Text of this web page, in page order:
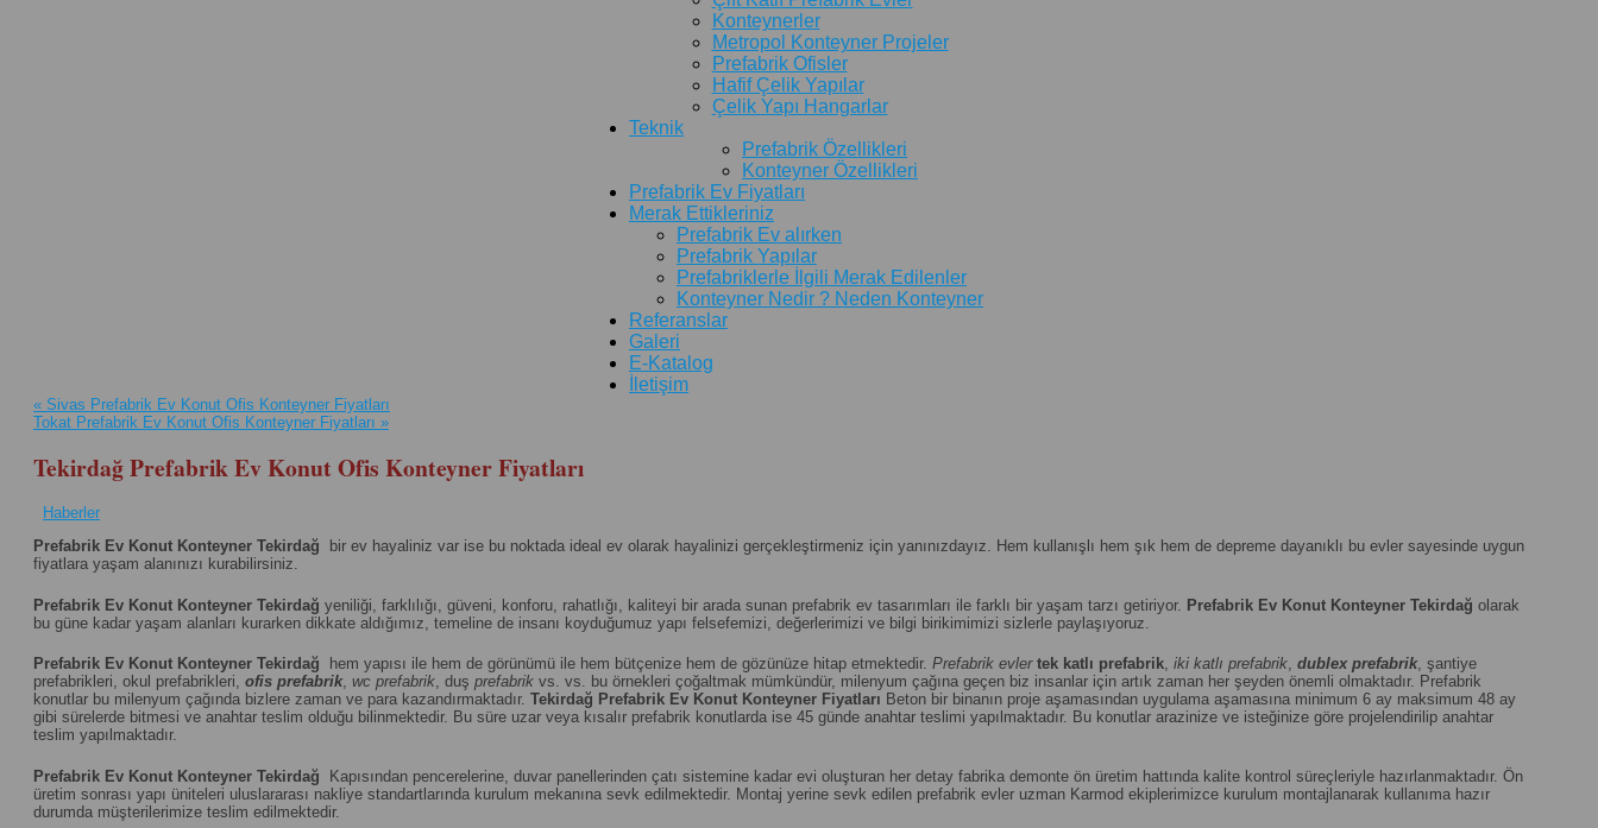
Konteynerler
Metropol Konteyner Projeler
Prefabrik Ofisler
Hafif Çelik Yapılar
Çelik Yapı Hangarlar
Teknik
Prefabrik Özellikleri
Konteyner Özellikleri
Prefabrik Ev Fiyatları
Merak Ettikleriniz
Prefabrik Ev alırken
Prefabrik Yapılar
Prefabriklerle İlgili Merak Edilenler
Konteyner Nedir ? Neden Konteyner
Referanslar
Galeri
E-Katalog
İletişim
« Sivas Prefabrik Ev Konut Ofis Konteyner Fiyatları
Tokat Prefabrik Ev Konut Ofis Konteyner Fiyatları »
Tekirdağ Prefabrik Ev Konut Ofis Konteyner Fiyatları
Haberler
Prefabrik Ev Konut Konteyner Tekirdağ bir ev hayaliniz var ise bu noktada ideal ev olarak hayalinizi gerçekleştirmeniz için yanınızdayız. Hem kullanışlı hem şık hem de depreme dayanıklı bu evler sayesinde uygun
fiyatlara yaşam alanınızı kurabilirsiniz.
Prefabrik Ev Konut Konteyner Tekirdağ yeniliği, farklılığı, güveni, konforu, rahatlığı, kaliteyi bir arada sunan prefabrik ev tasarımları ile farklı bir yaşam tarzı getiriyor. Prefabrik Ev Konut Konteyner Tekirdağ olarak
bu güne kadar yaşam alanları kurarken dikkate aldığımız, temeline de insanı koyduğumuz yapı felsefemizi, değerlerimizi ve bilgi birikimimizi sizlerle paylaşıyoruz.
Prefabrik Ev Konut Konteyner Tekirdağ hem yapısı ile hem de görünümü ile hem bütçenize hem de gözünüze hitap etmektedir. Prefabrik evler tek katlı prefabrik, iki katlı prefabrik, dublex prefabrik, şantiye
prefabrikleri, okul prefabrikleri, ofis prefabrik, wc prefabrik, duş prefabrik vs. vs. bu örnekleri çoğaltmak mümkündür, milenyum çağına geçen biz insanlar için artık zaman her şeyden önemli olmaktadır. Prefabrik
konutlar bu milenyum çağında bizlere zaman ve para kazandırmaktadır. Tekirdağ Prefabrik Ev Konut Konteyner Fiyatları Beton bir binanın proje aşamasından uygulama aşamasına minimum 6 ay maksimum 48 ay
gibi sürelerde bitmesi ve anahtar teslim olduğu bilinmektedir. Bu süre uzar veya kısalır prefabrik konutlarda ise 45 günde anahtar teslimi yapılmaktadır. Bu konutlar arazinize ve isteğinize göre projelendirilip anahtar
teslim yapılmaktadır.
Prefabrik Ev Konut Konteyner Tekirdağ Kapısından pencerelerine, duvar panellerinden çatı sistemine kadar evi oluşturan her detay fabrika demonte ön üretim hattında kalite kontrol süreçleriyle hazırlanmaktadır. Ön
üretim sonrası yapı üniteleri uluslararası nakliye standartlarında kurulum mekanına sevk edilmektedir. Montaj yerine sevk edilen prefabrik evler uzman Karmod ekiplerimizce kurulum montajlanarak kullanıma hazır
durumda müşterilerimize teslim edilmektedir.